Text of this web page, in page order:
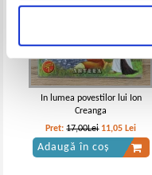
In lumea povestilor lui Ion
Creanga
Pret:17,00Lei 11,05 Lei
Adaugă în coș